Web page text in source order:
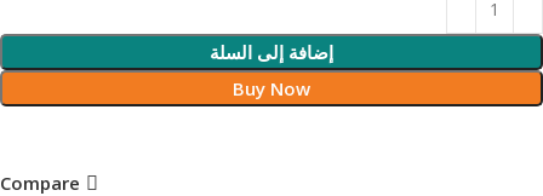
إضافة إلى السلة
Buy Now
Compare